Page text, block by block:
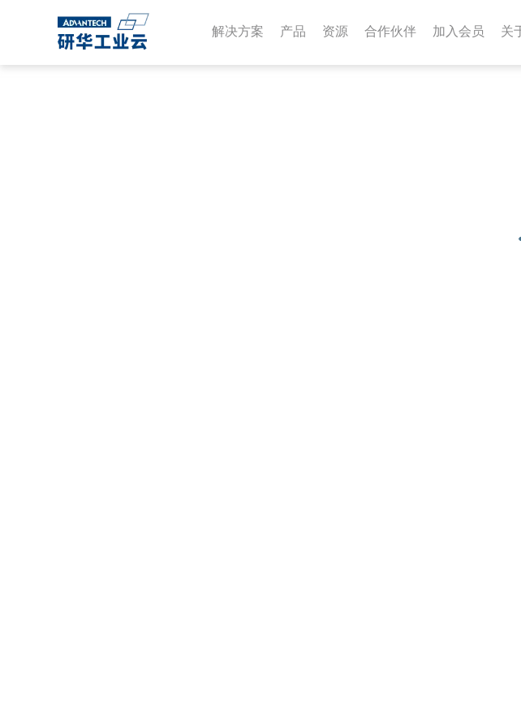
解决方案 产品 资源 合作伙伴 加入会员 关